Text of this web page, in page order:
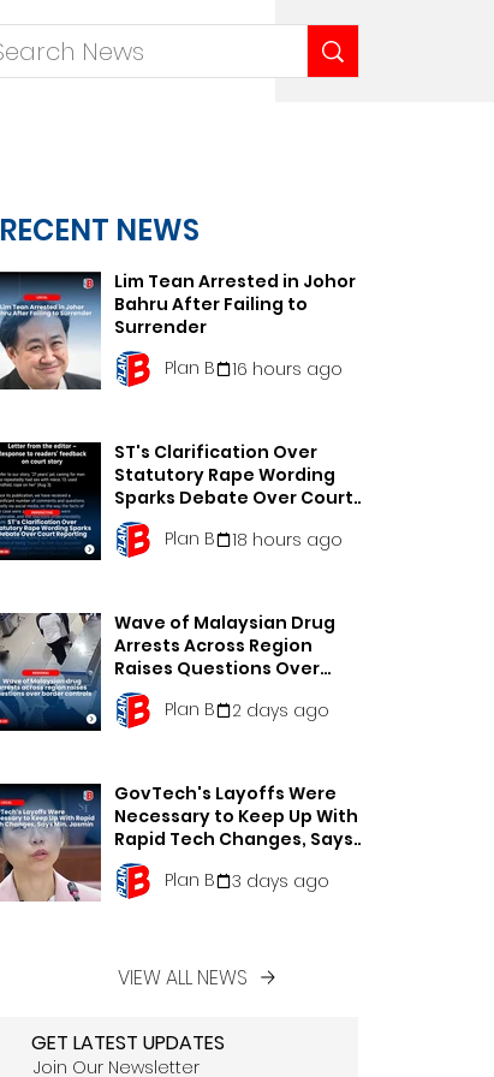
RECENT NEWS
Lim Tean Arrested in Johor
Bahru After Failing to
Surrender
Plan B
16 hours ago
ST's Clarification Over
Statutory Rape Wording
Sparks Debate Over Court
Reporting
Plan B 18 hours ago
Wave of Malaysian Drug
Arrests Across Region
Raises Questions Over
Border Controls
Plan B 2 days ago
GovTech's Layoffs Were
Necessary to Keep Up With
Rapid Tech Changes, Says
Min. Jasmin Lau
Plan B 3 days ago
VIEW ALL NEWS
GET LATEST UPDATES
Join Our Newsletter